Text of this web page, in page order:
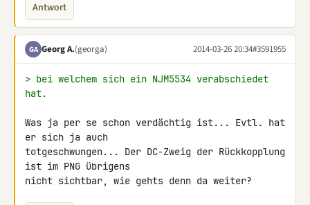
Antwort
GA Georg A.(georga) 2014-03-26 20:34#3591955
> bei welchem sich ein NJM5534 verabschiedet
hat.
Was ja per se schon verdächtig ist... Evtl. hat
er sich ja auch
totgeschwungen... Der DC-Zweig der Rückkopplung
ist im PNG übrigens
nicht sichtbar, wie gehts denn da weiter?